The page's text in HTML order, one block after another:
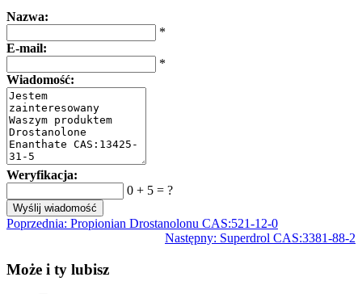
Nazwa:
*
E-mail:
*
Wiadomość:
Weryfikacja:
0 + 5 = ?
Poprzednia: Propionian Drostanolonu CAS:521-12-0
Następny: Superdrol CAS:3381-88-2
Może i ty lubisz